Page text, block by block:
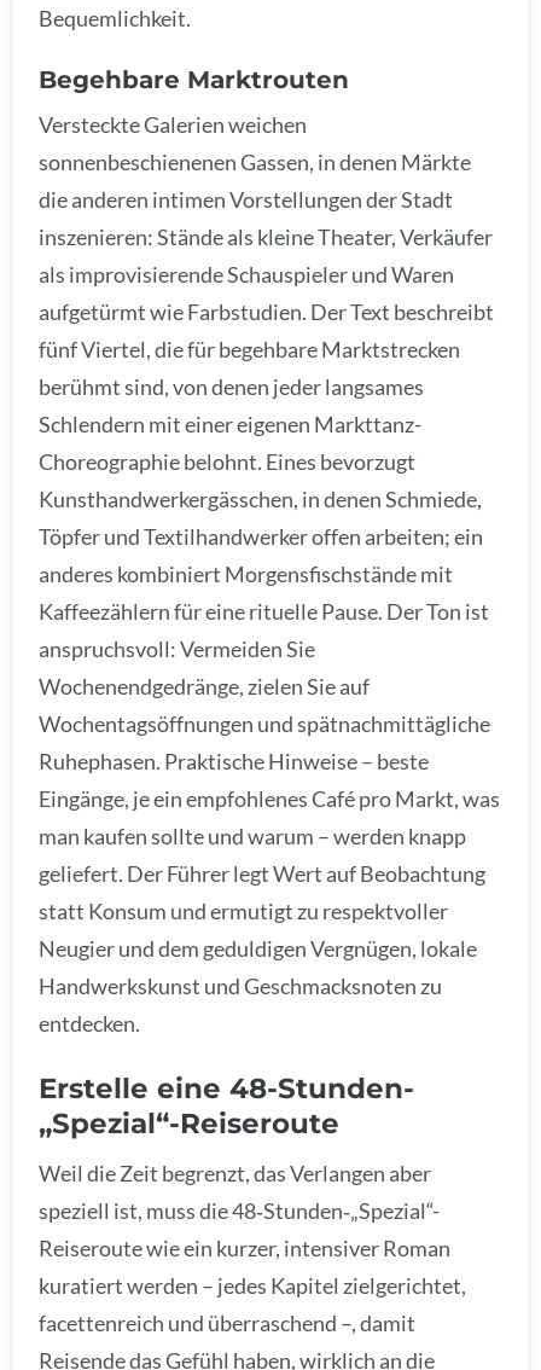
Bequemlichkeit.
Begehbare Marktrouten
Versteckte Galerien weichen
sonnenbeschienenen Gassen, in denen Märkte
die anderen intimen Vorstellungen der Stadt
inszenieren: Stände als kleine Theater, Verkäufer
als improvisierende Schauspieler und Waren
aufgetürmt wie Farbstudien. Der Text beschreibt
fünf Viertel, die für begehbare Marktstrecken
berühmt sind, von denen jeder langsames
Schlendern mit einer eigenen Markttanz-
Choreographie belohnt. Eines bevorzugt
Kunsthandwerkergässchen, in denen Schmiede,
Töpfer und Textilhandwerker offen arbeiten; ein
anderes kombiniert Morgensfischstände mit
Kaffeezählern für eine rituelle Pause. Der Ton ist
anspruchsvoll: Vermeiden Sie
Wochenendgedränge, zielen Sie auf
Wochentagsöffnungen und spätnachmittägliche
Ruhephasen. Praktische Hinweise – beste
Eingänge, je ein empfohlenes Café pro Markt, was
man kaufen sollte und warum – werden knapp
geliefert. Der Führer legt Wert auf Beobachtung
statt Konsum und ermutigt zu respektvoller
Neugier und dem geduldigen Vergnügen, lokale
Handwerkskunst und Geschmacksnoten zu
entdecken.
Erstelle eine 48-Stunden-
„Spezial“-Reiseroute
Weil die Zeit begrenzt, das Verlangen aber
speziell ist, muss die 48‑Stunden‑„Spezial“-
Reiseroute wie ein kurzer, intensiver Roman
kuratiert werden – jedes Kapitel zielgerichtet,
facettenreich und überraschend –, damit
Reisende das Gefühl haben, wirklich an die